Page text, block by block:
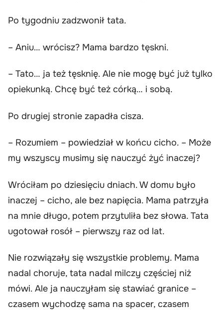
Po tygodniu zadzwonił tata.
– Aniu… wrócisz? Mama bardzo tęskni.
– Tato… ja też tęsknię. Ale nie mogę być już tylko
opiekunką. Chcę być też córką… i sobą.
Po drugiej stronie zapadła cisza.
– Rozumiem – powiedział w końcu cicho. – Może
my wszyscy musimy się nauczyć żyć inaczej?
Wróciłam po dziesięciu dniach. W domu było
inaczej – cicho, ale bez napięcia. Mama patrzyła
na mnie długo, potem przytuliła bez słowa. Tata
ugotował rosół – pierwszy raz od lat.
Nie rozwiązały się wszystkie problemy. Mama
nadal choruje, tata nadal milczy częściej niż
mówi. Ale ja nauczyłam się stawiać granice –
czasem wychodzę sama na spacer, czasem